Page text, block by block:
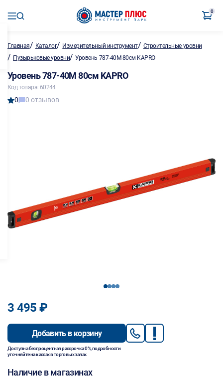
0
Главная/ Каталог/ Измерительный инструмент/ Строительные уровни
/ Пузырьковые уровни/Уровень 787-40M 80см KAPRO
Уровень 787-40M 80см KAPRO
Код товара: 60244
0 0 отзывов
1234
3 495 ₽
Добавить в корзину
Доступна беспроцентная рассрочка 0%, подробности
уточняйте на кассах в торговых залах.
Наличие в магазинах